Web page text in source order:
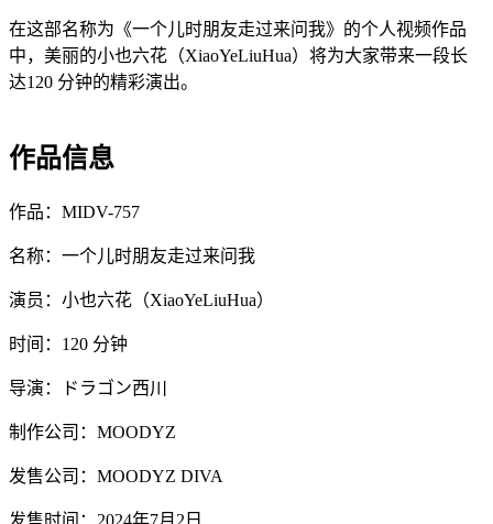
在这部名称为《一个儿时朋友走过来问我》的个人视频作品
中，美丽的小也六花（XiaoYeLiuHua）将为大家带来一段长
达120 分钟的精彩演出。
作品信息
作品：MIDV-757
名称：一个儿时朋友走过来问我
演员：小也六花（XiaoYeLiuHua）
时间：120 分钟
导演：ドラゴン西川
制作公司：MOODYZ
发售公司：MOODYZ DIVA
发售时间：2024年7月2日